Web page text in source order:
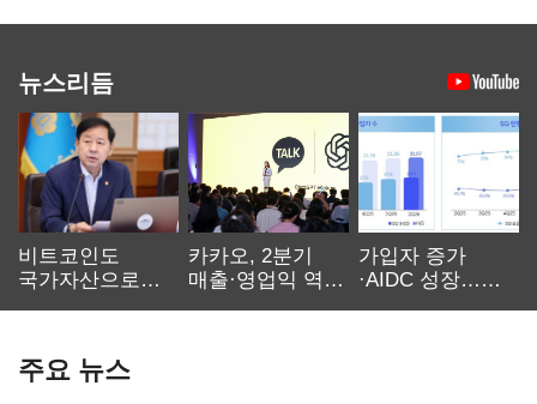
뉴스리듬
비트코인도
국가자산으로…'
카카오, 2분기
매출·영업익 역대
가입자 증가
·AIDC 성장…
주요 뉴스